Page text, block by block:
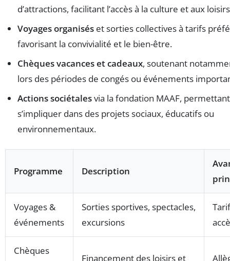
d’attractions, facilitant l’accès à la culture et aux
Voyages organisés et sorties collectives à tarifs
favorisant la convivialité et le bien-être.
Chèques vacances et cadeaux, soutenant
lors des périodes de congés ou événements
Actions sociétalesvia la fondation MAAF,
s’impliquer dans des projets sociaux, éducatifs ou
environnementaux.
Programme Description
Voyages &
événements
Sorties sportives, spectacles,
excursions
Chèques
Financement des loisirs et